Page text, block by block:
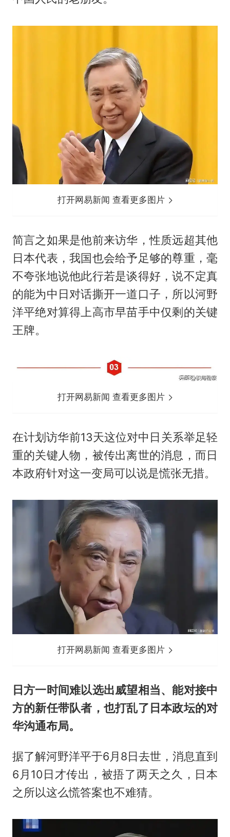
打开网易新闻 查看更多图片
简言之如果是他前来访华，性质远超其他
日本代表，我国也会给予足够的尊重，毫
不夸张地说他此行若是谈得好，说不定真
的能为中日对话撕开一道口子，所以河野
洋平绝对算得上高市早苗手中仅剩的关键
王牌。
打开网易新闻 查看更多图片
在计划访华前13天这位对中日关系举足轻
重的关键人物，被传出离世的消息，而日
本政府针对这一变局可以说是慌张无措。
打开网易新闻 查看更多图片
日方一时间难以选出威望相当、能对接中
方的新任带队者，也打乱了日本政坛的对
华沟通布局。
据了解河野洋平于6月8日去世，消息直到
6月10日才传出，被捂了两天之久，日本
之所以这么慌答案也不难猜。